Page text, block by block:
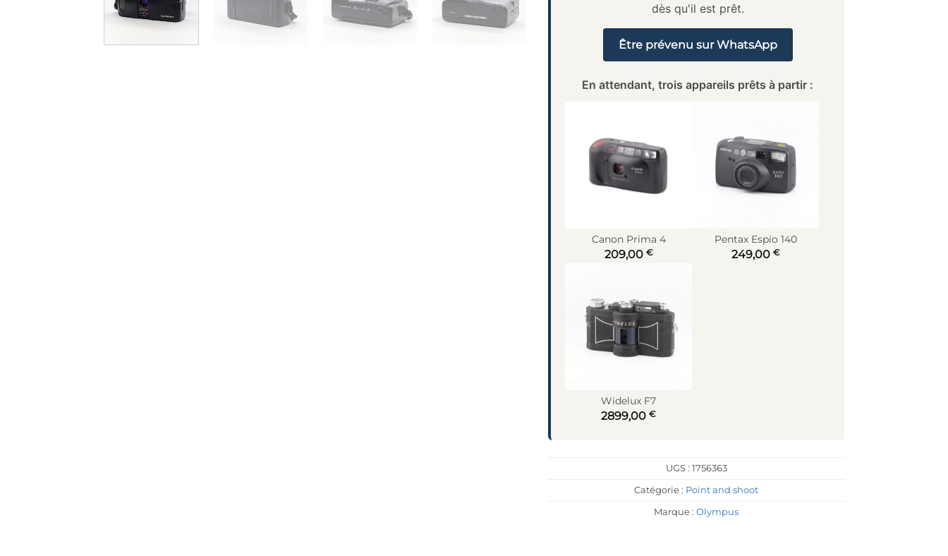
dès qu'il est prêt.
Être prévenu sur WhatsApp
En attendant, trois appareils prêts à partir :
Canon Prima 4
209,00 €
Pentax Espio 140
249,00 €
Widelux F7
2899,00 €
UGS : 1756363
Catégorie : Point and shoot
Marque : Olympus